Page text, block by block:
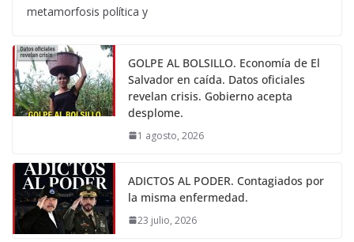
metamorfosis política y
GOLPE AL BOLSILLO. Economía de El
Salvador en caída. Datos oficiales
revelan crisis. Gobierno acepta
desplome.
1 agosto, 2026
ADICTOS AL PODER. Contagiados por
la misma enfermedad.
23 julio, 2026